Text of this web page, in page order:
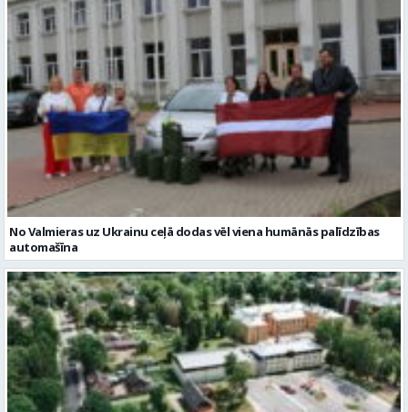
No Valmieras uz Ukrainu ceļā dodas vēl viena humānās palīdzības
automašīna